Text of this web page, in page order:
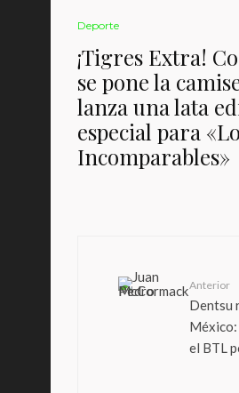
Deporte
¡Tigres Extra!
se pone la
lanza una lata
especial para
Incomparables»
Anterior
Dentsu
México:
el BTL